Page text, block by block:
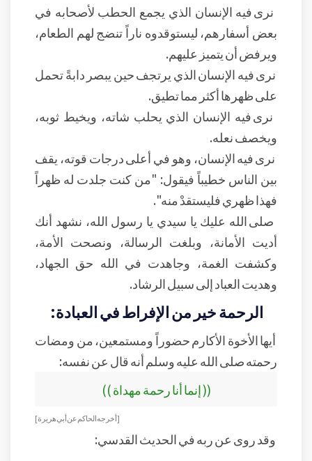
نرى فيه الإنسان الذي يجمع الحطب لأصحابه في
بعض أسفارهم، ليستوقدوه ناراً تنضج لهم الطعام،
ويرفض أن يتميز عليهم.
نرى فيه الإنسان الذي يرتجف حين يبصر دابةً تحمل
على ظهرها أكثر مما تطيق.
نرى فيه الإنسان الذي يحلب شاته، ويخيط ثوبه،
ويخصف نعله.
نرى فيه الإنسان، وهو في أعلى درجات قوته، يقف
بين الناس خطيباً فيقول: "من كنت جلدت له ظهراً
فهذا ظهري فليستقدْ منه".
صلى الله عليك يا سيدي يا رسول الله، نشهد أنك
أديت الأمانة، وبلغت الرسالة، ونصحت الأمة،
وكشفت الغمة، وجاهدت في الله حق الجهاد،
وهديت العباد إلى سبيل الرشاد.
الرحمة خير من الإفراط في العبادة:
أيها الأخوة الأكارم حضوراً ومستمعين، من ومضات
رحمته صلى الله عليه وسلم أنه قال عن نفسه:
(( إنما أنا رحمة مهداة ))
[ أخرجه الحاكم عن أبي هريرة ]
وقد روى عن ربه في الحديث القدسي: